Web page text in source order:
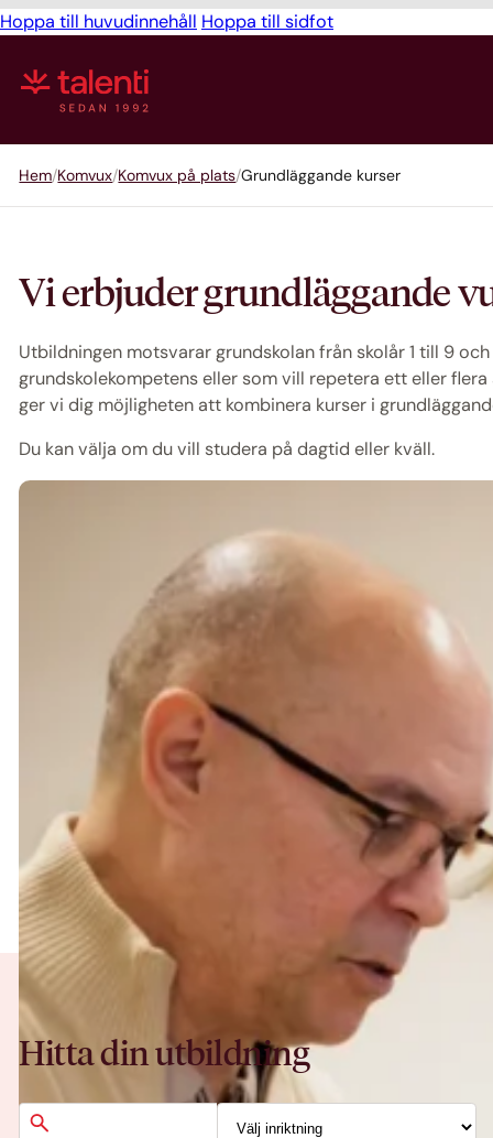
Hoppa till huvudinnehåll Hoppa till sidfot
Hem Komvux Komvux på plats Grundläggande kurser
Vi erbjuder grundläggande
Utbildningen motsvarar grundskolan från skolår 1 till 9
grundskolekompetens eller som vill repetera ett eller
ger vi dig möjligheten att kombinera kurser i
Du kan välja om du vill studera på dagtid eller kväll.
Hitta din utbildning